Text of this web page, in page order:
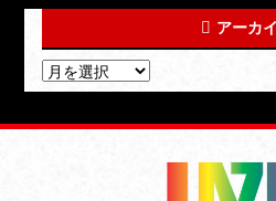
アーカ